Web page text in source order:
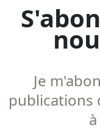
Je
publications